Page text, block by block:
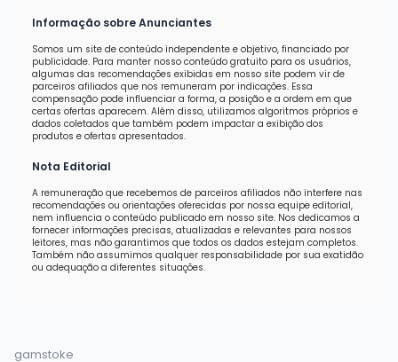
Informação sobre Anunciantes
Somos um site de conteúdo independente e objetivo, financiado por
publicidade. Para manter nosso conteúdo gratuito para os usuários,
algumas das recomendações exibidas em nosso site podem vir de
parceiros afiliados que nos remuneram por indicações. Essa
compensação pode influenciar a forma, a posição e a ordem em que
certas ofertas aparecem. Além disso, utilizamos algoritmos próprios e
dados coletados que também podem impactar a exibição dos
produtos e ofertas apresentados.
Nota Editorial
A remuneração que recebemos de parceiros afiliados não interfere nas
recomendações ou orientações oferecidas por nossa equipe editorial,
nem influencia o conteúdo publicado em nosso site. Nos dedicamos a
fornecer informações precisas, atualizadas e relevantes para nossos
leitores, mas não garantimos que todos os dados estejam completos.
Também não assumimos qualquer responsabilidade por sua exatidão
ou adequação a diferentes situações.
gamstoke